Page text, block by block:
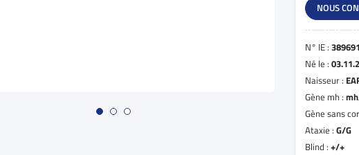
NOUS
N° IE :
Né le :
Naisseur :
Gène mh :
Gène sans
Ataxie : G/G
Blind : +/+